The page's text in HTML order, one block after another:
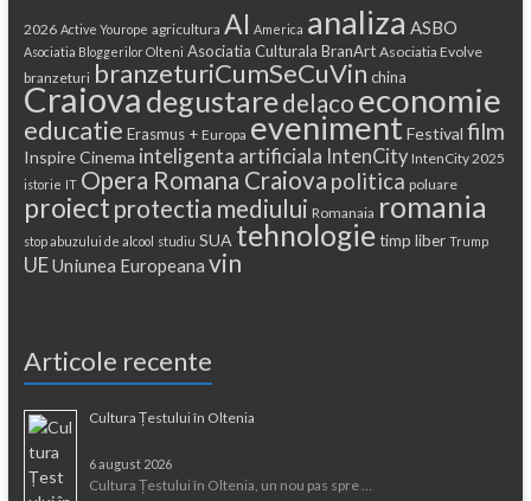
2026 Active Yourope agricultura AI America analiza ASBO
Asociatia Bloggerilor Olteni Asociatia Culturala BranArt Asociatia Evolve
branzeturi branzeturiCumSeCuVin china
Craiova degustaredelaco economie
educatie Erasmus + Europa eveniment Festival film
Inspire Cinema inteligenta artificiala IntenCity IntenCity 2025
istorie IT Opera Romana Craiova politica poluare
proiect protectia mediului Romanaia romania
stop abuzului de alcool studiu SUA tehnologie timp liber Trump
UEUniunea Europeana vin
Articole recente
Cultura Țestului în Oltenia
6 august 2026
Cultura Țestului în Oltenia, un nou pas spre …